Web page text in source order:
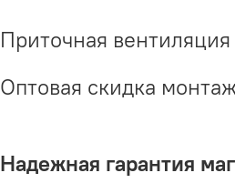
Приточная
Оптовая скидка
Надежная гарантия